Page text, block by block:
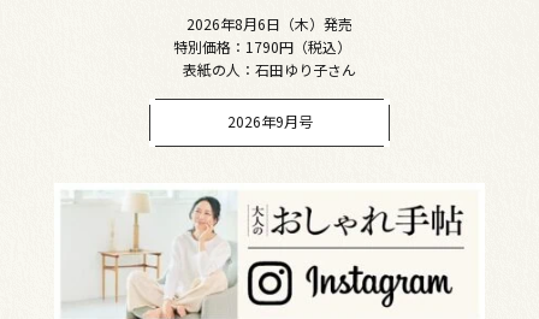
2026年8月6日（木）発売
特別価格：1790円（税込）
表紙の人：石田ゆり子さん
2026年9月号